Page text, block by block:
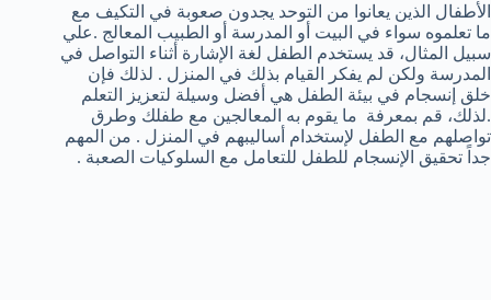
الأطفال الذين يعانوا من التوحد يجدون صعوبة في التكيف مع
ما تعلموه سواء في البيت أو المدرسة أو الطبيب المعالج .علي
سبيل المثال، قد يستخدم الطفل لغة الإشارة أثناء التواصل في
المدرسة ولكن لم يفكر القيام بذلك في المنزل . لذلك فإن
خلق إنسجام في بيئة الطفل هي أفضل وسيلة لتعزيز التعلم
.لذلك، قم بمعرفة ما يقوم به المعالجين مع طفلك وطرق
تواصلهم مع الطفل لإستخدام أساليبهم في المنزل . من المهم
جداً تحقيق الإنسجام للطفل للتعامل مع السلوكيات الصعبة .